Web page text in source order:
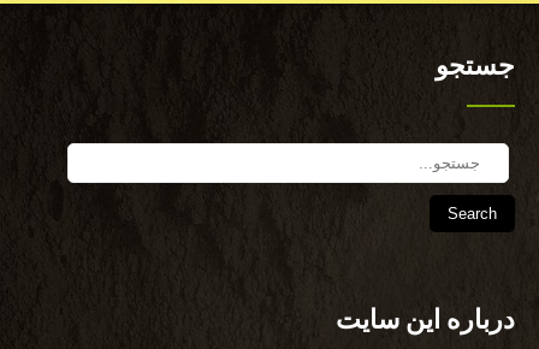
جستجو
درباره این سایت